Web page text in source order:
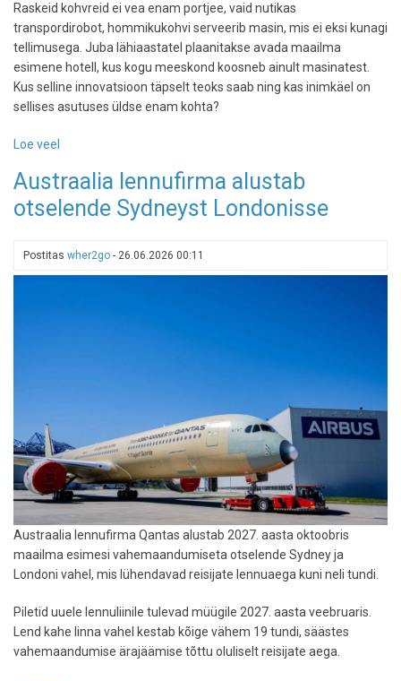
Raskeid kohvreid ei vea enam portjee, vaid nutikas
transpordirobot, hommikukohvi serveerib masin, mis ei eksi kunagi
tellimusega. Juba lähiaastatel plaanitakse avada maailma
esimene hotell, kus kogu meeskond koosneb ainult masinatest.
Kus selline innovatsioon täpselt teoks saab ning kas inimkäel on
sellises asutuses üldse enam kohta?
Loe veel
esimene
täielikult
hotell
Austraalia lennufirma alustab
otselende Sydneyst Londonisse
Postitas wher2go - 26.06.2026 00:11
Austraalia lennufirma Qantas alustab 2027. aasta oktoobris
maailma esimesi vahemaandumiseta otselende Sydney ja
Londoni vahel, mis lühendavad reisijate lennuaega kuni neli tundi.
Piletid uuele lennuliinile tulevad müügile 2027. aasta veebruaris.
Lend kahe linna vahel kestab kõige vähem 19 tundi, säästes
vahemaandumise ärajäämise tõttu oluliselt reisijate aega.